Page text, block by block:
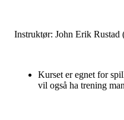
Instruktør: John Erik Rustad
Kurset er egnet for
vil også ha trening